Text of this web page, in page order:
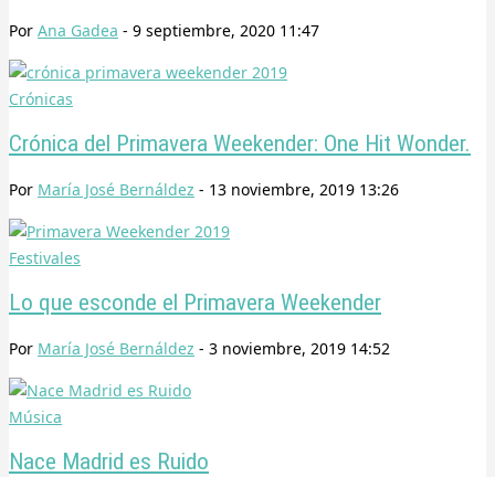
Por Ana Gadea - 9 septiembre, 2020 11:47
Crónicas
Crónica del Primavera Weekender: One Hit Wonder.
Por María José Bernáldez - 13 noviembre, 2019 13:26
Festivales
Lo que esconde el Primavera Weekender
Por María José Bernáldez - 3 noviembre, 2019 14:52
Música
Nace Madrid es Ruido